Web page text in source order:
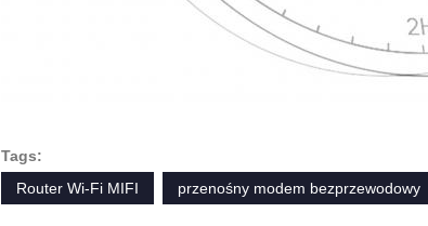
Tags:
Router Wi-Fi MIFI
przenośny modem bezprzewodowy